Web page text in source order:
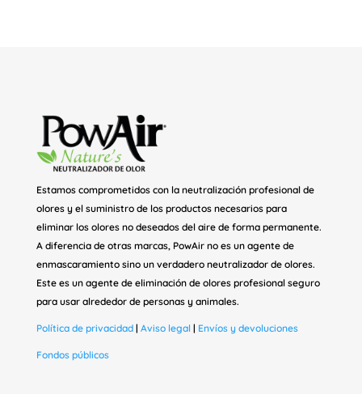
Estamos comprometidos con la neutralización profesional de
olores y el suministro de los productos necesarios para
eliminar los olores no deseados del aire de forma permanente.
A diferencia de otras marcas, PowAir no es un agente de
enmascaramiento sino un verdadero neutralizador de olores.
Este es un agente de eliminación de olores profesional seguro
para usar alrededor de personas y animales.
Política de privacidad| Aviso legal| Envíos y devoluciones
Fondos públicos